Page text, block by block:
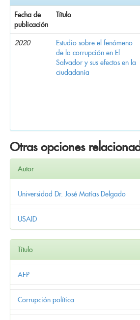
Fecha de
publicación
Título
2020
Estudio sobre el fenómeno
de la corrupción en El
Salvador y sus efectos en la
ciudadanía
Otras opciones
Autor
Universidad Dr. José Matías Delgado
USAID
Título
AFP
Corrupción política